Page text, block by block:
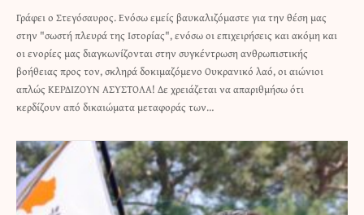
Γράφει ο Στεγόσαυρος. Ενόσω εμείς βαυκαλιζόμαστε για την θέση μας
στην "σωστή πλευρά της Ιστορίας", ενόσω οι επιχειρήσεις και ακόμη και
οι ενορίες μας διαγκωνίζονται στην συγκέντρωση ανθρωπιστικής
βοήθειας προς τον, σκληρά δοκιμαζόμενο Ουκρανικό λαό, οι αιώνιοι
απλώς ΚΕΡΔΙΖΟΥΝ ΑΣΥΣΤΟΛΑ! Δε χρειάζεται να απαριθμήσω ότι
κερδίζουν από δικαιώματα μεταφοράς των…